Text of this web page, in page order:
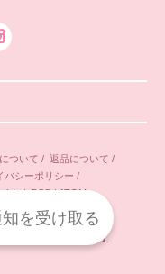
ついて / 返品について /
バシーポリシー /
ト/ RSS/ATOM
Rights Reserved.
を受け取る